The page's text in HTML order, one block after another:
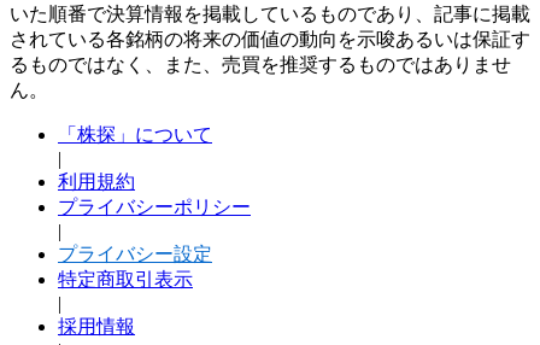
いた順番で決算情報を掲載しているものであり、記事に掲載
されている各銘柄の将来の価値の動向を示唆あるいは保証す
るものではなく、また、売買を推奨するものではありませ
ん。
「株探」について
|
利用規約
プライバシーポリシー
|
プライバシー設定
特定商取引表示
|
採用情報